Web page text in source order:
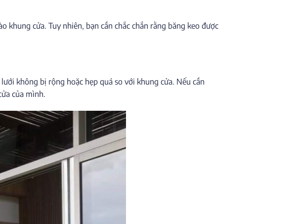
cửa. Tuy nhiên, bạn cần chắc chắn rằng băng keo được
không bị rộng hoặc hẹp quá so với khung cửa. Nếu cần
của mình.